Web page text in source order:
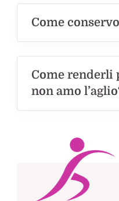
Come
Come renderli
non amo